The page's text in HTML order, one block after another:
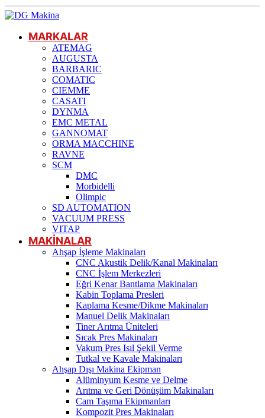
MARKALAR
ATEMAG
AUGUSTA
BARBARIC
COMATIC
CIEMME
CASATI
DYNMA
EMC METAL
GANNOMAT
ORMA MACCHINE
RAVNE
SCM
DMC
Morbidelli
Olimpic
SD AUTOMATION
VACUUM PRESS
VITAP
MAKİNALAR
Ahşap İşleme Makinaları
CNC Akustik Delik/Kanal Makinaları
CNC İşlem Merkezleri
Eğri Kenar Bantlama Makinaları
Kabin Toplama Presleri
Kaplama Kesme/Dikme Makinaları
Manuel Delik Makinaları
Tiner Arıtma Üniteleri
Sıcak Pres Makinaları
Vakum Pres Isıl Şekil Verme
Tutkal ve Kavale Makinaları
Ahşap Dışı Makina Ekipman
Alüminyum Kesme ve Delme
Arıtma ve Geri Dönüşüm Makinaları
Cam Taşıma Ekipmanları
Kompozit Pres Makinaları